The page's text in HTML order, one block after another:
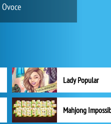
Ovoce
Lady Popular
Mahjong